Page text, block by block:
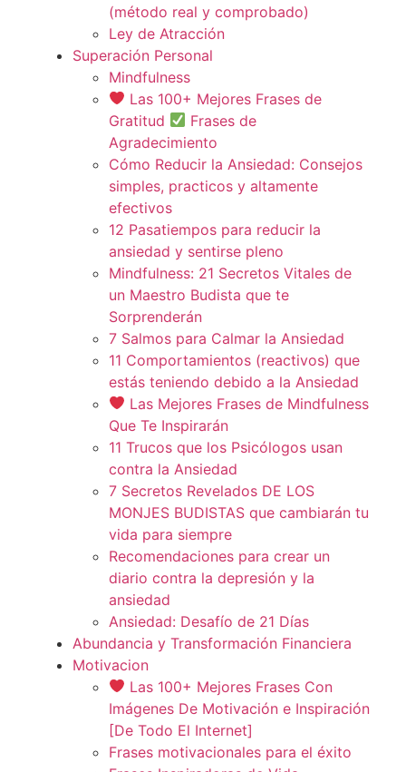
(método real y comprobado)
Ley de Atracción
Superación Personal
Mindfulness
Las 100+ Mejores Frases de
Gratitud
Frases de
Agradecimiento
Cómo Reducir la Ansiedad: Consejos
simples, practicos y altamente
efectivos
12 Pasatiempos para reducir la
ansiedad y sentirse pleno
Mindfulness: 21 Secretos Vitales de
un Maestro Budista que te
Sorprenderán
7 Salmos para Calmar la Ansiedad
11 Comportamientos (reactivos) que
estás teniendo debido a la Ansiedad
Las Mejores Frases de Mindfulness
Que Te Inspirarán
11 Trucos que los Psicólogos usan
contra la Ansiedad
7 Secretos Revelados DE LOS
MONJES BUDISTAS que cambiarán tu
vida para siempre
Recomendaciones para crear un
diario contra la depresión y la
ansiedad
Ansiedad: Desafío de 21 Días
Abundancia y Transformación Financiera
Motivacion
Las 100+ Mejores Frases Con
Imágenes De Motivación e Inspiración
[De Todo El Internet]
Frases motivacionales para el éxito